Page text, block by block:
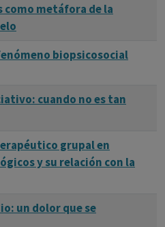
todos vivencias impuestas.
como metáfora de la
biopsicosocial
cuando no es tan
grupal en
y su relación con la
un dolor que se